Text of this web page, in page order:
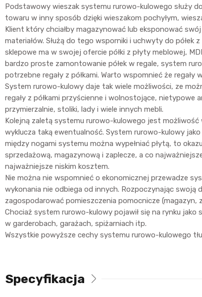
Podstawowy wieszak systemu rurowo-kulowego służy
towaru w inny sposób dzięki wieszakom pochyłym,
Klient który chciałby magazynować lub eksponować
materiałów. Służą do tego wsporniki i uchwyty do
sklepowe ma w swojej ofercie półki z płyty meblowej,
bardzo proste zamontowanie półek w regale, system
potrzebne regały z półkami. Warto wspomnieć że
System rurowo-kulowy daje tak wiele możliwości, ze
regały z półkami przyścienne i wolnostojące, nietypowe
przymierzalnie, stoliki, lady i wiele innych mebli.
Kolejną zaletą systemu rurowo-kulowego jest
wyklucza taką ewentualność. System rurowo-kulowy
między nogami systemu można wypełniać płytą, to
sprzedażową, magazynową i zaplecze, a co
najważniejsze niskim kosztem.
Nie można nie wspomnieć o ekonomicznej przewadze
wykonania nie odbiega od innych. Rozpoczynając
zagospodarować pomieszczenia pomocnicze (magazyn,
Chociaż system rurowo-kulowy pojawił się na rynku
w garderobach, garażach, spiżarniach itp.
Wszystkie powyższe cechy systemu rurowo-kulowego
Specyfikacja